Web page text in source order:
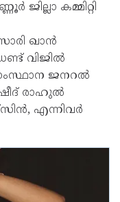
കമ്മിറ്റി
ഖാൻ
വിജിൽ
ജനറൽ
രാഹുൽ
എന്നിവർ